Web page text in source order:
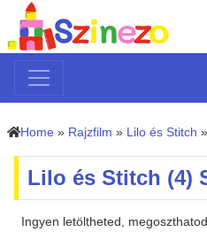
Home » Rajzfilm » Lilo és Stitch »
Lilo és Stitch (4)
Ingyen letöltheted,